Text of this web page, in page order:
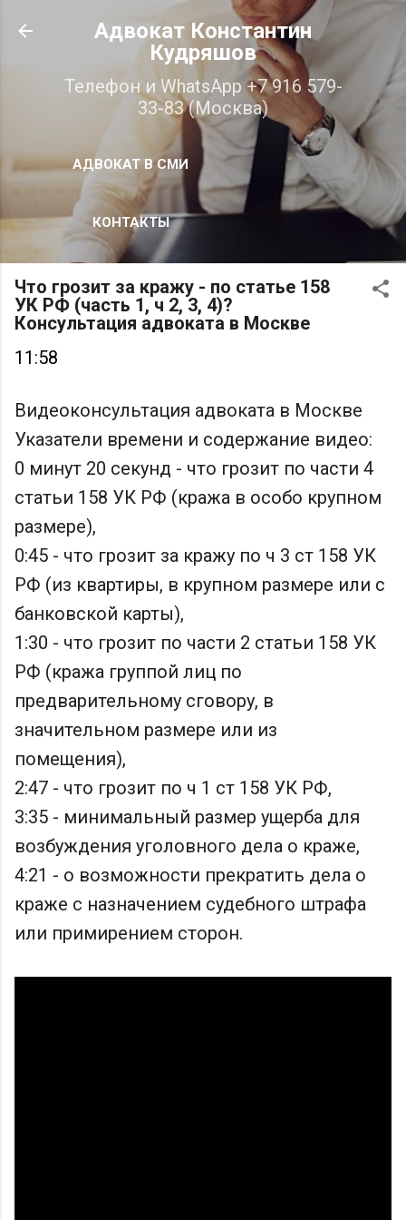
К основному контенту
Адвокат Константин
Кудряшов
Телефон и WhatsApp +7 916 579-
33-83 (Москва)
АДВОКАТ В СМИ
КОНТАКТЫ
Что грозит за кражу - по статье 158
УК РФ (часть 1, ч 2, 3, 4)?
Консультация адвоката в Москве
11:58
Видеоконсультация адвоката в Москве
Указатели времени и содержание видео:
0 минут 20 секунд - что грозит по части 4
статьи 158 УК РФ (кража в особо крупном
размере),
0:45 - что грозит за кражу по ч 3 ст 158 УК
РФ (из квартиры, в крупном размере или с
банковской карты),
1:30 - что грозит по части 2 статьи 158 УК
РФ (кража группой лиц по
предварительному сговору, в
значительном размере или из
помещения),
2:47 - что грозит по ч 1 ст 158 УК РФ,
3:35 - минимальный размер ущерба для
возбуждения уголовного дела о краже,
4:21 - о возможности прекратить дела о
краже с назначением судебного штрафа
или примирением сторон.